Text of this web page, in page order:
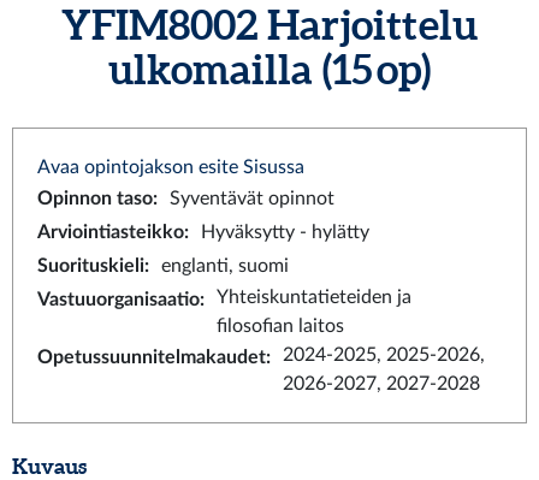
YFIM8002 Harjoittelu
ulkomailla (15 op)
Avaa opintojakson esite Sisussa
Opinnon taso:
Syventävät opinnot
Arviointiasteikko:
Hyväksytty - hylätty
Suorituskieli:
englanti, suomi
Vastuuorganisaatio:
Yhteiskuntatieteiden ja
filosofian laitos
Opetussuunnitelmakaudet:
2024-2025, 2025-2026,
2026-2027, 2027-2028
Kuvaus